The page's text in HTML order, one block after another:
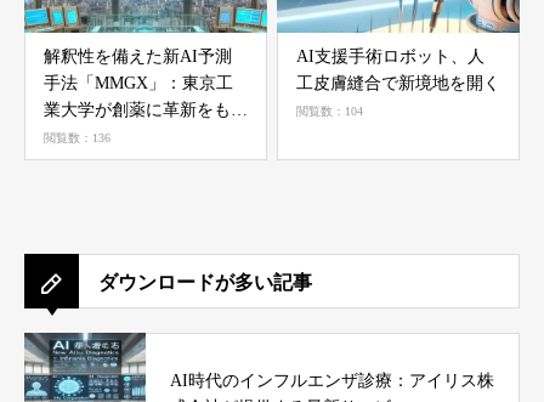
解釈性を備えた新AI予測
手法「MMGX」：東京工
業大学が創薬に革新をもた
らす
閲覧数：136
AI支援手術ロボット、人
工皮膚縫合で新境地を開く
閲覧数：104
ダウンロードが多い記事
AI時代のインフルエンザ診療：アイリス株